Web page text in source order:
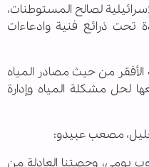
لصالح المستوطنات،
ذرائع فنية وادعاءات
من حيث مصادر المياه
لحل مشكلة المياه وإدارة
مصعب عبيدو:
يصل الى 40 ألف كوب يومي، وحصتنا العادلة من